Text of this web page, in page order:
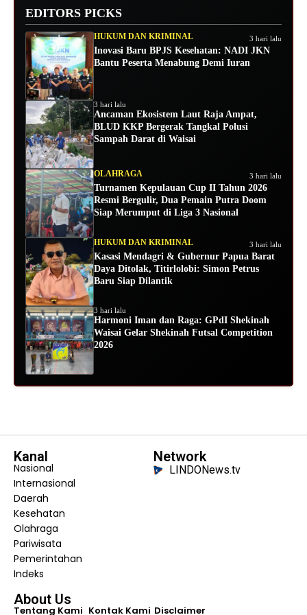
EDITORS PICKS
HUKUM DAN KRIMINAL 3 hari lalu
Inovasi Baru BPJS Kesehatan: NADI JKN
Bantu Peserta Menabung Demi Iuran
3 hari lalu
Ancaman Ekosistem Laut Raja Ampat,
BLUD KKP Bergerak Tangkal Polusi
Sampah Darat di Waisai
OLAHRAGA 3 hari lalu
Turnamen Kepulauan Cup II Tahun 2026
Resmi Bergulir, Dua Pemain Putra Doom
Siap Merumput di Liga 3 Nasional
HUKUM DAN KRIMINAL 3 hari lalu
Kasasi Mendagri & Gubernur Papua Barat
Daya Ditolak, Titirlolobi: Simon Petrus
Baru Siap Dilantik
3 hari lalu
Harmoni Iman dan Raga: GPdI Shekinah
Waisai Gelar Shekinah Futsal Competition
2026
Kanal
Nasional
Internasional
Daerah
Kesehatan
Olahraga
Pariwisata
Pemerintahan
Indeks
Network
LINDONews.tv
About Us
Tentang Kami Kontak Kami Disclaimer